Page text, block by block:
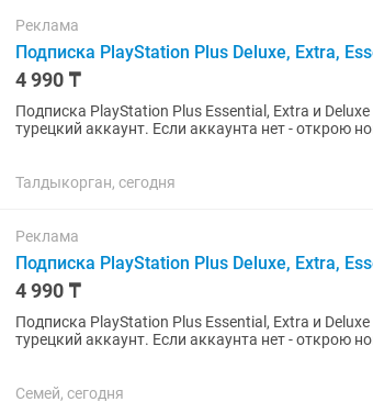
Реклама
Подписка PlayStation Plus Deluxe, Extra,
4 990 ₸
Подписка PlayStation Plus Essential, Extra и
турецкий аккаунт. Если аккаунта нет - открою новый. Почти во всех играх есть
Талдыкорган, сегодня
Реклама
Подписка PlayStation Plus Deluxe, Extra,
4 990 ₸
Подписка PlayStation Plus Essential, Extra и
турецкий аккаунт. Если аккаунта нет - открою новый. Почти во всех играх есть
Семей, сегодня